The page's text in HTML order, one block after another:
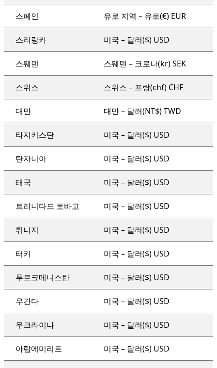
스페인 유로 지역 – 유로(€) EUR
스리랑카 미국 – 달러($) USD
스웨덴 스웨덴 – 크로나(kr) SEK
스위스 스위스 – 프랑(chf) CHF
대만 대만 – 달러(NT$) TWD
타지키스탄 미국 – 달러($) USD
탄자니아 미국 – 달러($) USD
태국 미국 – 달러($) USD
트리니다드 토바고 미국 – 달러($) USD
튀니지 미국 – 달러($) USD
터키 미국 – 달러($) USD
투르크메니스탄 미국 – 달러($) USD
우간다 미국 – 달러($) USD
우크라이나 미국 – 달러($) USD
아랍에미리트 미국 – 달러($) USD